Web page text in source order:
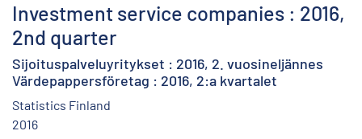
Investment service companies : 2016,
2nd quarter
Sijoituspalveluyritykset : 2016, 2. vuosineljännes
Värdepappersföretag : 2016, 2:a kvartalet
Statistics Finland
2016